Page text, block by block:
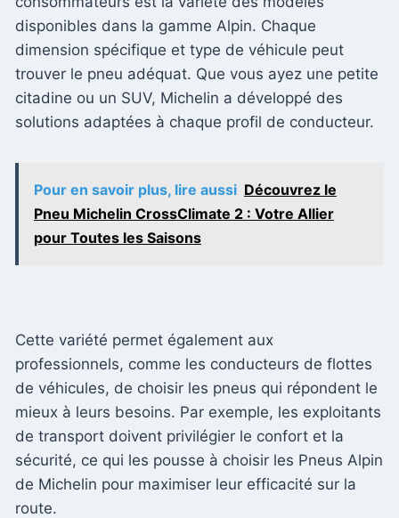
disponibles dans la gamme Alpin. Chaque
dimension spécifique et type de véhicule peut
trouver le pneu adéquat. Que vous ayez une petite
citadine ou un SUV, Michelin a développé des
solutions adaptées à chaque profil de conducteur.
Pour en savoir plus, lire aussi Découvrez le
Pneu Michelin CrossClimate 2 : Votre Allier
pour Toutes les Saisons
Cette variété permet également aux
professionnels, comme les conducteurs de flottes
de véhicules, de choisir les pneus qui répondent le
mieux à leurs besoins. Par exemple, les exploitants
de transport doivent privilégier le confort et la
sécurité, ce qui les pousse à choisir les Pneus Alpin
de Michelin pour maximiser leur efficacité sur la
route.